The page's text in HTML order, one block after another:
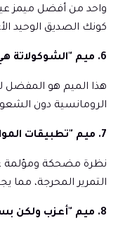
واحد من أفضل ميمز
كونك الصديق الوحيد
6. ميم "الشوكولاتة هي شريكي في عيد الحب"
هذا الميم هو المفضل
الرومانسية دون
7. ميم "تطبيقات المواعدة في عيد الحب"
نظرة مضحكة ومؤلمة
التمرير المحرجة، مما
8. ميم "أعزب ولكن بسلام"